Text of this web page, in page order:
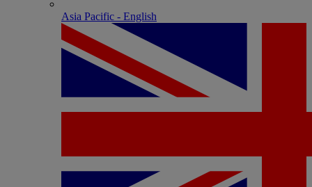
Asia Pacific - English